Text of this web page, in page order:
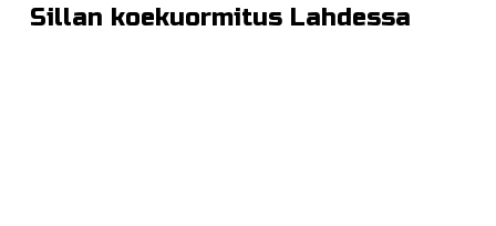
Sillan koekuormitus Lahdessa